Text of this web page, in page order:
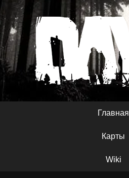
Главная
Карты
Wiki